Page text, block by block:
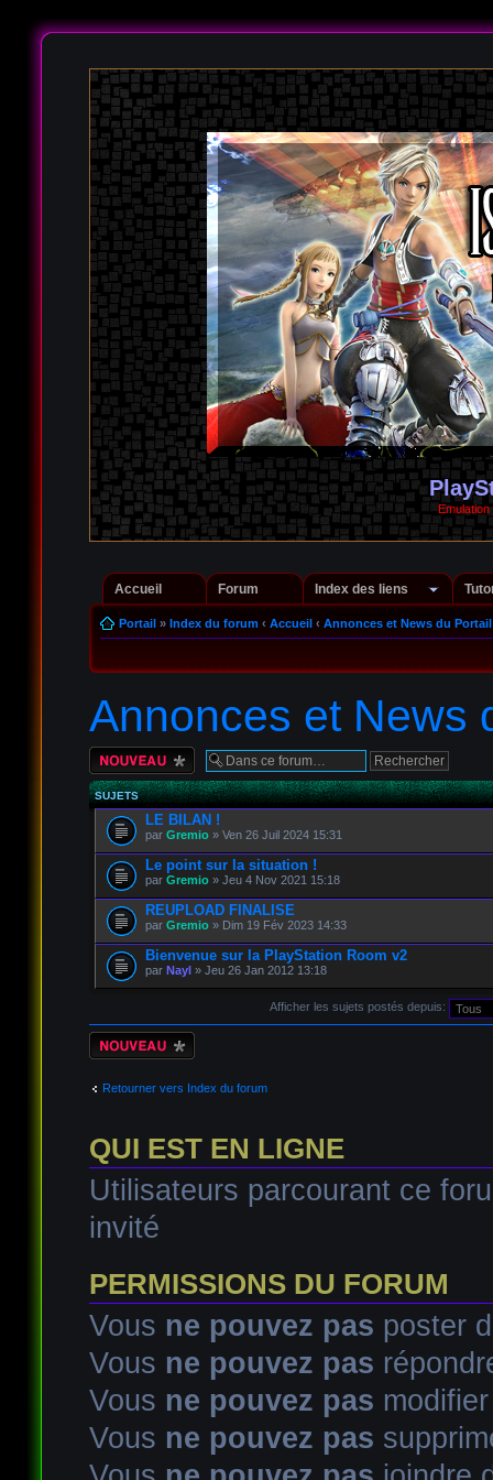
Accueil Forum Index des liens
Portail» Index du forum ‹ Accueil ‹ Annonces et News du Portail
Annonces et News
Écrire un nouveau
sujet
SUJETS
LE BILAN !
par Gremio» Ven 26 Juil 2024 15:31
Le point sur la situation !
par Gremio» Jeu 4 Nov 2021 15:18
REUPLOAD FINALISE
par Gremio» Dim 19 Fév 2023 14:33
Bienvenue sur la PlayStation Room v2
par Nayl» Jeu 26 Jan 2012 13:18
Afficher les sujets postés depuis:
Écrire un nouveau
sujet
Retourner vers Index du forum
QUI EST EN LIGNE
Utilisateurs parcourant ce
invité
PERMISSIONS DU FORUM
Vous ne pouvez pas poster
Vous ne pouvez pas
Vous ne pouvez pas
Vous ne pouvez pas